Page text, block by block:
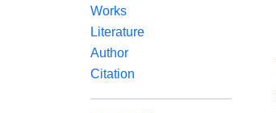
Works
Literature
Author
Citation